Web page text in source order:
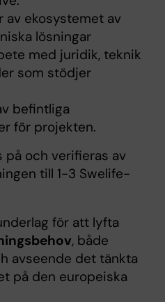
av ekosystemet av
lösningar
med juridik, teknik
som stödjer
befintliga
för projekten.
på och verifieras av
till 1-3 Swelife-
för att lyfta
, både
avseende det tänkta
på den europeiska